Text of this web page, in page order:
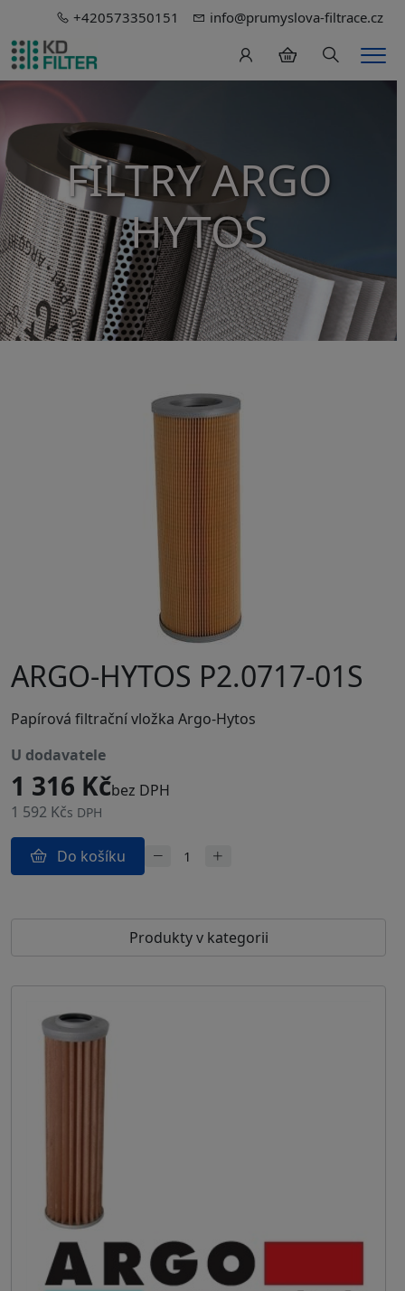
+420573350151 info@prumyslova-filtrace.cz
Hledání
FILTRY ARGO
HYTOS
ARGO-HYTOS P2.0717-01S
Papírová filtrační vložka Argo-Hytos
u dodavatele
1 316 Kčbez DPH
1 592 Kčs DPH
Do košíku
Produkty v kategorii